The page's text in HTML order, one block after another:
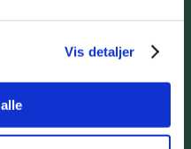
Vis detaljer